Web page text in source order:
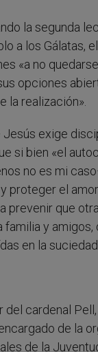
la segunda
a los Gálatas,
«a no
opciones
la realización».
exige
si bien «el
no es mi
proteger el
prevenir que
familia y amigos,
en la
del cardenal
de la
de la